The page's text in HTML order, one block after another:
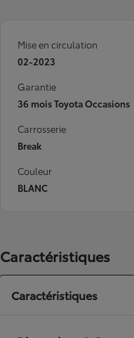
Mise en circulation
02-2023
Garantie
36 mois Toyota Occasions
Carrosserie
Break
Couleur
BLANC
Caractéristiques
Caractéristiques